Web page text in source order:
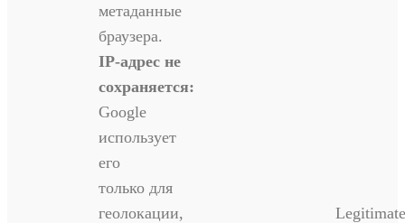
метаданные
браузера.
IP-адрес не
сохраняется:
Google
использует
его
только для
геолокации,
Legitimate